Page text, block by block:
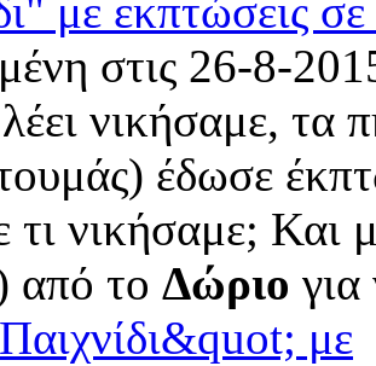
με εκπτώσεις
στις 26-8-
νικήσαμε, τα
έδωσε
νικήσαμε; Και
από το Δώριο